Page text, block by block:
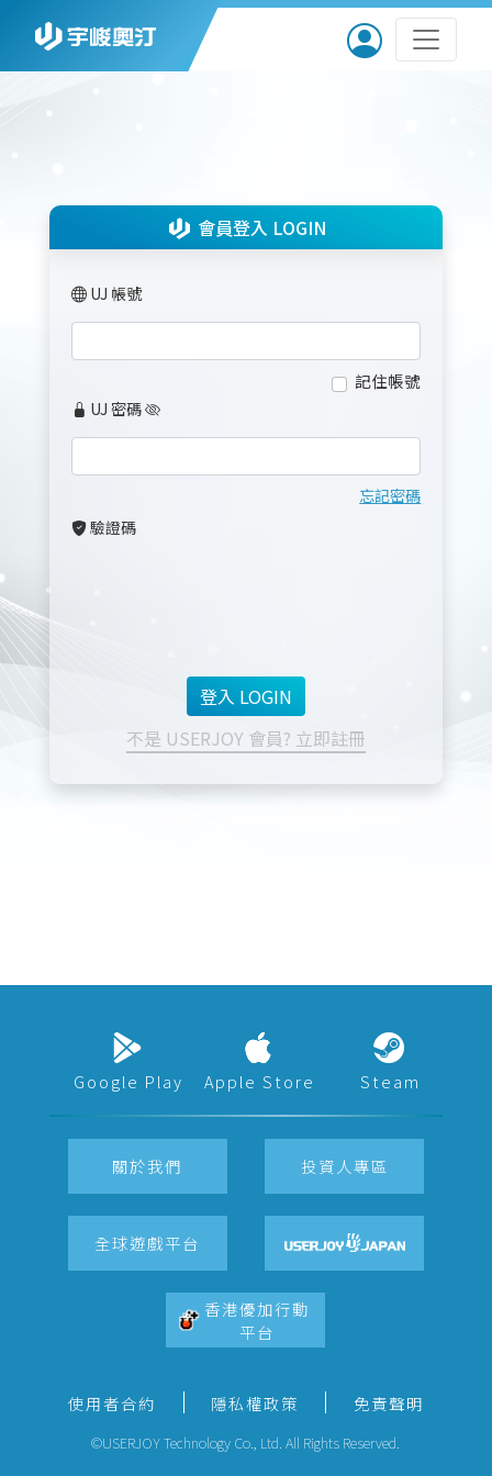
會員登入 LOGIN
UJ 帳號
記住帳號
UJ 密碼
忘記密碼
驗證碼
不是 USERJOY 會員? 立即註冊
Google Play Apple Store Steam
關於我們 投資人專區
全球遊戲平台
香港優加行動
平台
使用者合約 隱私權政策 免責聲明
©USERJOY Technology Co., Ltd. All Rights Reserved.